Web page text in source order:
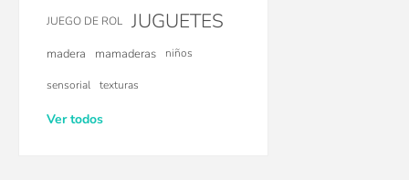
JUEGO DE ROL JUGUETES
madera mamaderas niños
sensorial texturas
Ver todos